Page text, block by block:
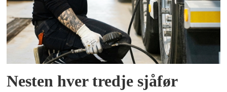
Nesten hver tredje sjåfør